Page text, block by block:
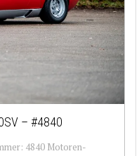
– #4840
4840 Motoren-